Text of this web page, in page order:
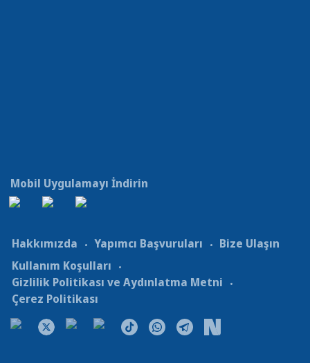
Mobil Uygulamayı İndirin
Hakkımızda Yapımcı Başvuruları
Bize Ulaşın
Kullanım Koşulları
Gizlilik Politikası ve Aydınlatma Metni
Çerez Politikası